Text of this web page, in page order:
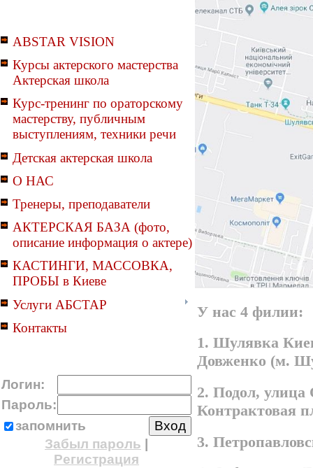
ABSTAR VISION
Курсы актерского мастерства
Актерская школа
Курс-тренинг по ораторскому
мастерству, публичным
выступлениям, техники речи
Детская актерская школа
О НАС
Тренеры, преподаватели
АКТЕРСКАЯ БАЗА (фото,
описание информация о актере)
КАСТИНГИ, МАССОВКА,
ПРОБЫ в Киеве
Услуги АБСТАР
Контакты
Логин:
Пароль:
запомнить
Забыл пароль
Регистрация
У нас 4 филии:
1. Шулявка
Довженко (м.
2. Подол,
Контрактовая
3.